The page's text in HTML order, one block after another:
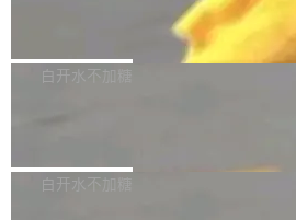
的出海增长布局。 华为终端云业务商业
责人在开场致辞中表示，游戏开发者的
已不再是“多一个投放渠道”，而是一套
高质量游戏...
产品，B850 AORUS ELITE X3D延续技
D平台优化上的技术积累，旨在为游戏玩
更稳定、更高效的装机选择。 B850
式2.0，可根据不同使用场景释放处理器
Zadig v5.0 发布：AI 发布专员与 AI
我们团队这几天最大的卡点不是 AI 写得
好，是 AI 写得太好了。 好到审查排期从
过 1528 名开发者，85% 说 AI 把瓶颈从
白开水不加糖
数据库，有一个图形后端。作为一个原
白开水不加糖